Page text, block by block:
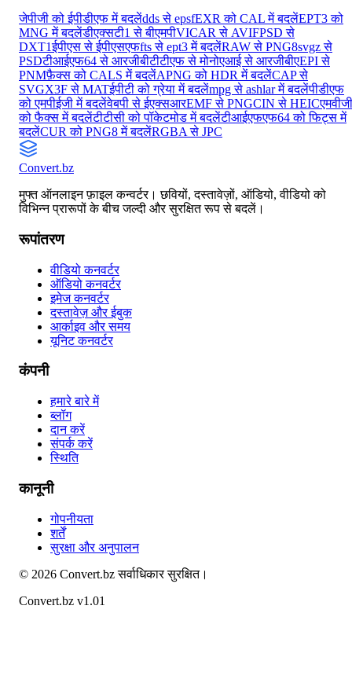
जेपीजी को ईपीडीएफ में बदलेंdds से epsfEXR को CAL में बदलेंEPT3 को
MNG में बदलेंडीएक्सटी1 से बीएमपीVICAR से AVIFPSD से
DXT1ईपीएस से ईपीएसएफfts से ept3 में बदलेंRAW से PNG8svgz से
PSDटीआईएफ64 से आरजीबीटीटीएफ से मोनोएआई से आरजीबीएEPI से
PNMफ़ैक्स को CALS में बदलेंAPNG को HDR में बदलेंCAP से
SVGX3F से MATईपीटी को ग्रेया में बदलेंmpg से ashlar में बदलेंपीडीएफ
को एमपीईजी में बदलेंवेबपी से ईएक्सआरEMF से PNGCIN से HEICएमवीजी
को फैक्स में बदलेंटीटीसी को पॉकेटमोड में बदलेंटीआईएफएफ64 को फिट्स में
बदलेंCUR को PNG8 में बदलेंRGBA से JPC
Convert.bz
मुफ्त ऑनलाइन फ़ाइल कन्वर्टर। छवियों, दस्तावेज़ों, ऑडियो, वीडियो को
विभिन्न प्रारूपों के बीच जल्दी और सुरक्षित रूप से बदलें।
रूपांतरण
वीडियो कनवर्टर
ऑडियो कनवर्टर
इमेज कनवर्टर
दस्तावेज़ और ईबुक
आर्काइव और समय
यूनिट कनवर्टर
कंपनी
हमारे बारे में
ब्लॉग
दान करें
संपर्क करें
स्थिति
कानूनी
गोपनीयता
शर्तें
सुरक्षा और अनुपालन
© 2026 Convert.bzसर्वाधिकार सुरक्षित।
Convert.bz v1.01